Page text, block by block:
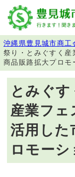
沖縄県豊見城市商工
祭り・とみぐすく
商品販路拡大プロモ
とみぐす
産業フ
活用した
ロモー